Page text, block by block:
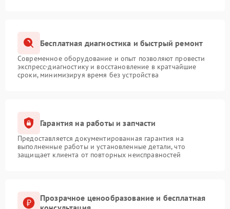
Бесплатная диагностика и быстрый ремонт
Современное оборудование и опыт позволяют провести
экспресс-диагностику и восстановление в кратчайшие
сроки, минимизируя время без устройства
Гарантия на работы и запчасти
Предоставляется документированная гарантия на
выполненные работы и установленные детали, что
защищает клиента от повторных неисправностей
Прозрачное ценообразование и бесплатная